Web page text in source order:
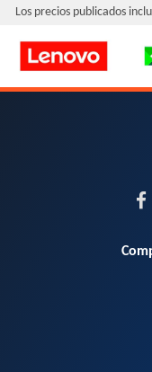
Los precios publicados